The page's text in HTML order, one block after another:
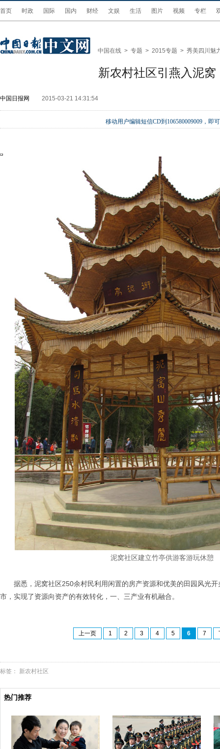
首页 时政 国际 国内 财经 文娱 生活 图片 视频 专栏
中国在线 > 专题 > 2015专题 > 秀美四川魅
新农村社区引燕入泥窝
中国日报网 2015-03-21 14:31:54
移动用户编辑短信CD到106580009009，即
泥窝社区建立竹亭供游客游玩休憩
据悉，泥窝社区250余村民利用闲置的房产资源和优美的田园风光
市，实现了资源向资产的有效转化，一、三产业有机融合。
上一页 1 2 3 4 5 6 7
标签： 新农村社区
热门推荐